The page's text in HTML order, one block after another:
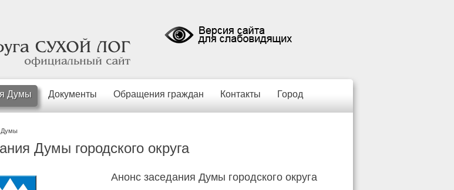
Думы Документы Обращения граждан Контакты Город
Думы
Думы городского округа
Анонс заседания Думы городского округа